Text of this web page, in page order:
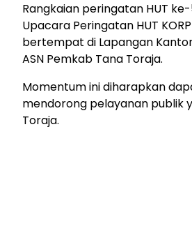
Rangkaian peringatan HUT
Upacara Peringatan HUT
bertempat di Lapangan
ASN Pemkab Tana Toraja.
Momentum ini diharapkan
mendorong pelayanan publik
Toraja.